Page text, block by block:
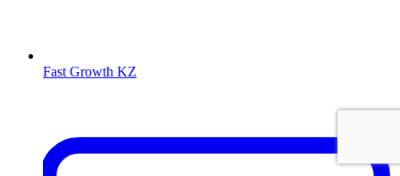
Fast Growth KZ